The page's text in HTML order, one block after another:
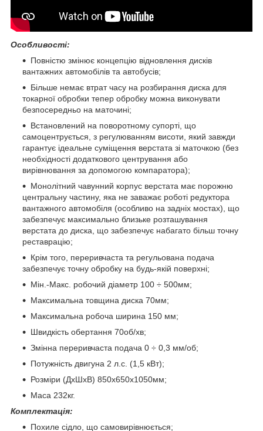
Особливості:
Повністю змінює концепцію відновлення дисків
вантажних автомобілів та автобусів;
Більше немає втрат часу на розбирання диска для
токарної обробки тепер обробку можна виконувати
безпосередньо на маточині;
Встановлений на поворотному супорті, що
самоцентрується, з регулюванням висоти, який завжди
гарантує ідеальне суміщення верстата зі маточкою (без
необхідності додаткового центрування або
вирівнювання за допомогою компаратора);
Монолітний чавунний корпус верстата має порожню
центральну частину, яка не заважає роботі редуктора
вантажного автомобіля (особливо на задніх мостах), що
забезпечує максимально близьке розташування
верстата до диска, що забезпечує набагато більш точну
реставрацію;
Крім того, переривчаста та регульована подача
забезпечує точну обробку на будь-якій поверхні;
Мін.-Макс. робочий діаметр 100 ÷ 500мм;
Максимальна товщина диска 70мм;
Максимальна робоча ширина 150 мм;
Швидкість обертання 70об/хв;
Змінна переривчаста подача 0 ÷ 0,3 мм/об;
Потужність двигуна 2 л.с. (1,5 кВт);
Розміри (ДxШxВ) 850x650x1050мм;
Маса 232кг.
Комплектація:
Похиле сідло, що самовирівнюється;